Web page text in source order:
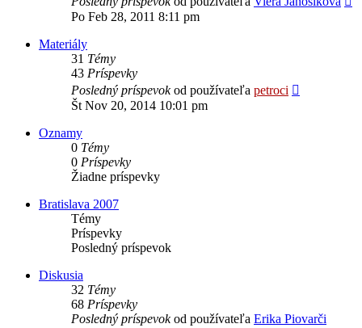
Po Feb 28, 2011 8:11 pm
Materiály
31 Témy
43 Príspevky
Posledný príspevokod používateľa petroci
Št Nov 20, 2014 10:01 pm
Oznamy
0 Témy
0 Príspevky
Žiadne príspevky
Bratislava 2007
Témy
Príspevky
Posledný príspevok
Diskusia
32 Témy
68 Príspevky
Posledný príspevokod používateľa Erika Piovarči